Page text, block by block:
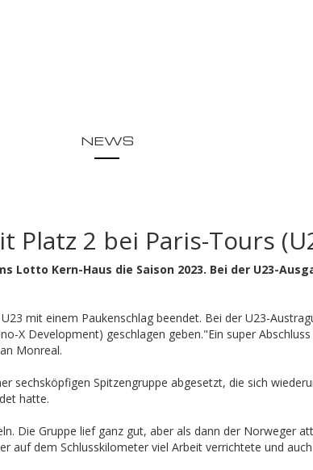
NEWS
Platz 2 bei Paris-Tours
Kern-Haus die Saison 2023. Bei der U23-
mit einem Paukenschlag beendet. Bei der U23-
X Development) geschlagen geben."Ein super
Monreal.
sechsköpfigen Spitzengruppe abgesetzt, die sich
hatte.
Die Gruppe lief ganz gut, aber als dann der Norweger
auf dem Schlusskilometer viel Arbeit verrichtete und